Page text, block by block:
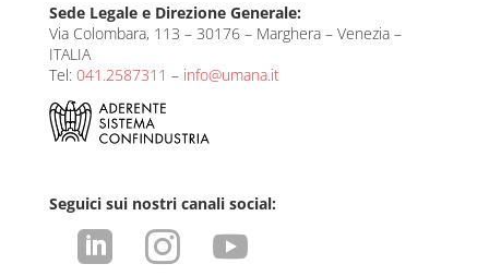
Sede Legale e Direzione Generale:
Via Colombara, 113 – 30176 – Marghera – Venezia –
ITALIA
Tel: 041.2587311 – info@umana.it
Seguici sui nostri canali social:
  